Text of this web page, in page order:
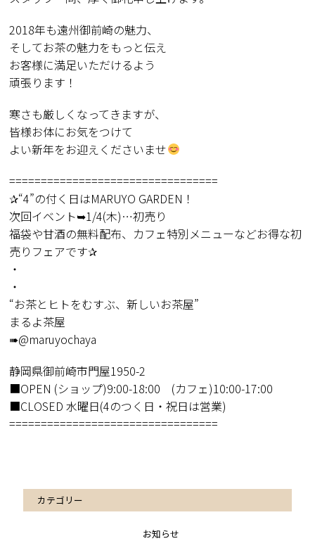
2018年も遠州御前崎の魅力、
そしてお茶の魅力をもっと伝え
お客様に満足いただけるよう
頑張ります！
寒さも厳しくなってきますが、
皆様お体にお気をつけて
よい新年をお迎えくださいませ
=================================
✰“4”の付く日はMARUYO GARDEN！
次回イベント➥1/4(木)…初売り
福袋や甘酒の無料配布、カフェ特別メニューなどお得な初
売りフェアです✰
・
・
“お茶とヒトをむすぶ、新しいお茶屋”
まるよ茶屋
➠@maruyochaya
静岡県御前崎市門屋1950-2
■OPEN (ショップ)9:00-18:00 (カフェ)10:00-17:00
■CLOSED 水曜日(4のつく日・祝日は営業)
=================================
カテゴリー
お知らせ